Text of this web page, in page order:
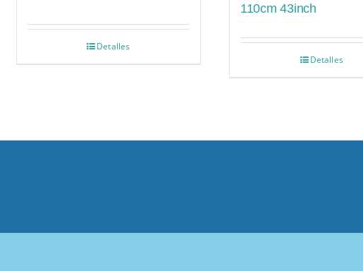
Detalles
110cm 43inch
Detalles